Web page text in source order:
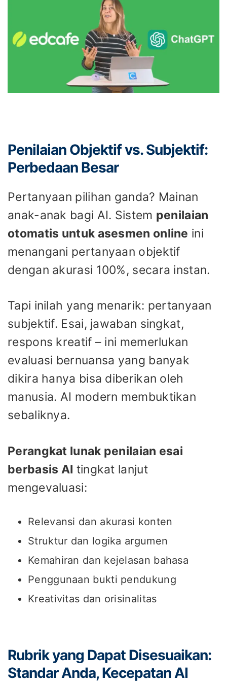
Penilaian Objektif vs. Subjektif:
Perbedaan Besar
Pertanyaan pilihan ganda? Mainan
anak-anak bagi AI. Sistem penilaian
otomatis untuk asesmen online ini
menangani pertanyaan objektif
dengan akurasi 100%, secara instan.
Tapi inilah yang menarik: pertanyaan
subjektif. Esai, jawaban singkat,
respons kreatif – ini memerlukan
evaluasi bernuansa yang banyak
dikira hanya bisa diberikan oleh
manusia. AI modern membuktikan
sebaliknya.
Perangkat lunak penilaian esai
berbasis AI tingkat lanjut
mengevaluasi:
Relevansi dan akurasi konten
Struktur dan logika argumen
Kemahiran dan kejelasan bahasa
Penggunaan bukti pendukung
Kreativitas dan orisinalitas
Rubrik yang Dapat Disesuaikan:
Standar Anda, Kecepatan AI